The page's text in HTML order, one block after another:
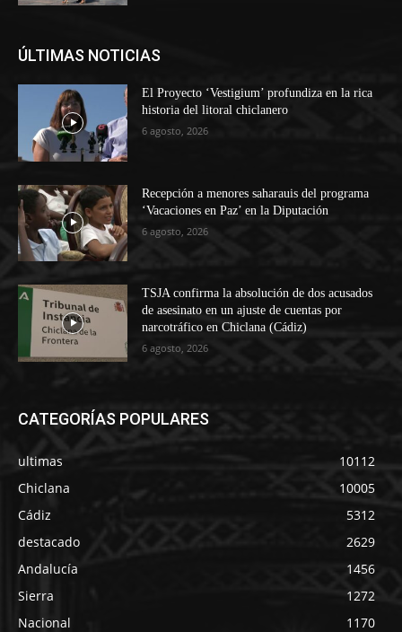
ÚLTIMAS NOTICIAS
El Proyecto ‘Vestigium’ profundiza en la rica
historia del litoral chiclanero
6 agosto, 2026
Recepción a menores saharauis del programa
‘Vacaciones en Paz’ en la Diputación
6 agosto, 2026
TSJA confirma la absolución de dos acusados
de asesinato en un ajuste de cuentas por
narcotráfico en Chiclana (Cádiz)
6 agosto, 2026
CATEGORÍAS POPULARES
ultimas
10112
Chiclana
10005
Cádiz
5312
destacado
2629
Andalucía
1456
Sierra
1272
Nacional
1170